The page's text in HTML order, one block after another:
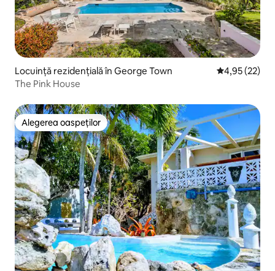
Locuință rezidențială în George Town Scor mediu
4,95 (22)
The Pink House
Alegerea oaspeților
Alegerea oaspeților